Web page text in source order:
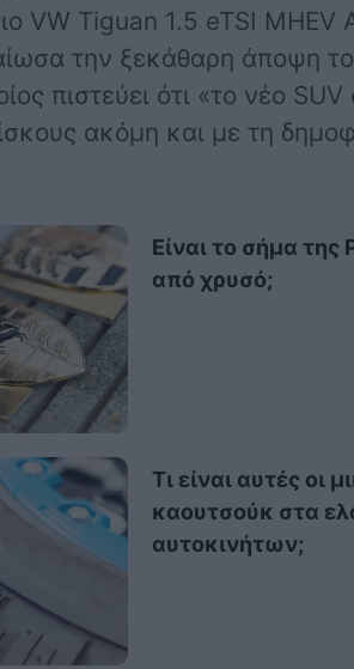
VW Tiguan 1.5 eTSI MHEV
την ξεκάθαρη άποψη
πιστεύει ότι «το νέο SUV
ακόμη και με τη
Είναι το σήμα
από χρυσό;
Τι είναι αυτές οι
καουτσούκ στα
αυτοκινήτων;